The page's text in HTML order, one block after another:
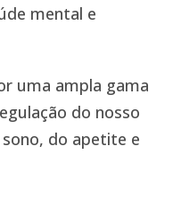
mental e
uma ampla gama
do nosso
do apetite e